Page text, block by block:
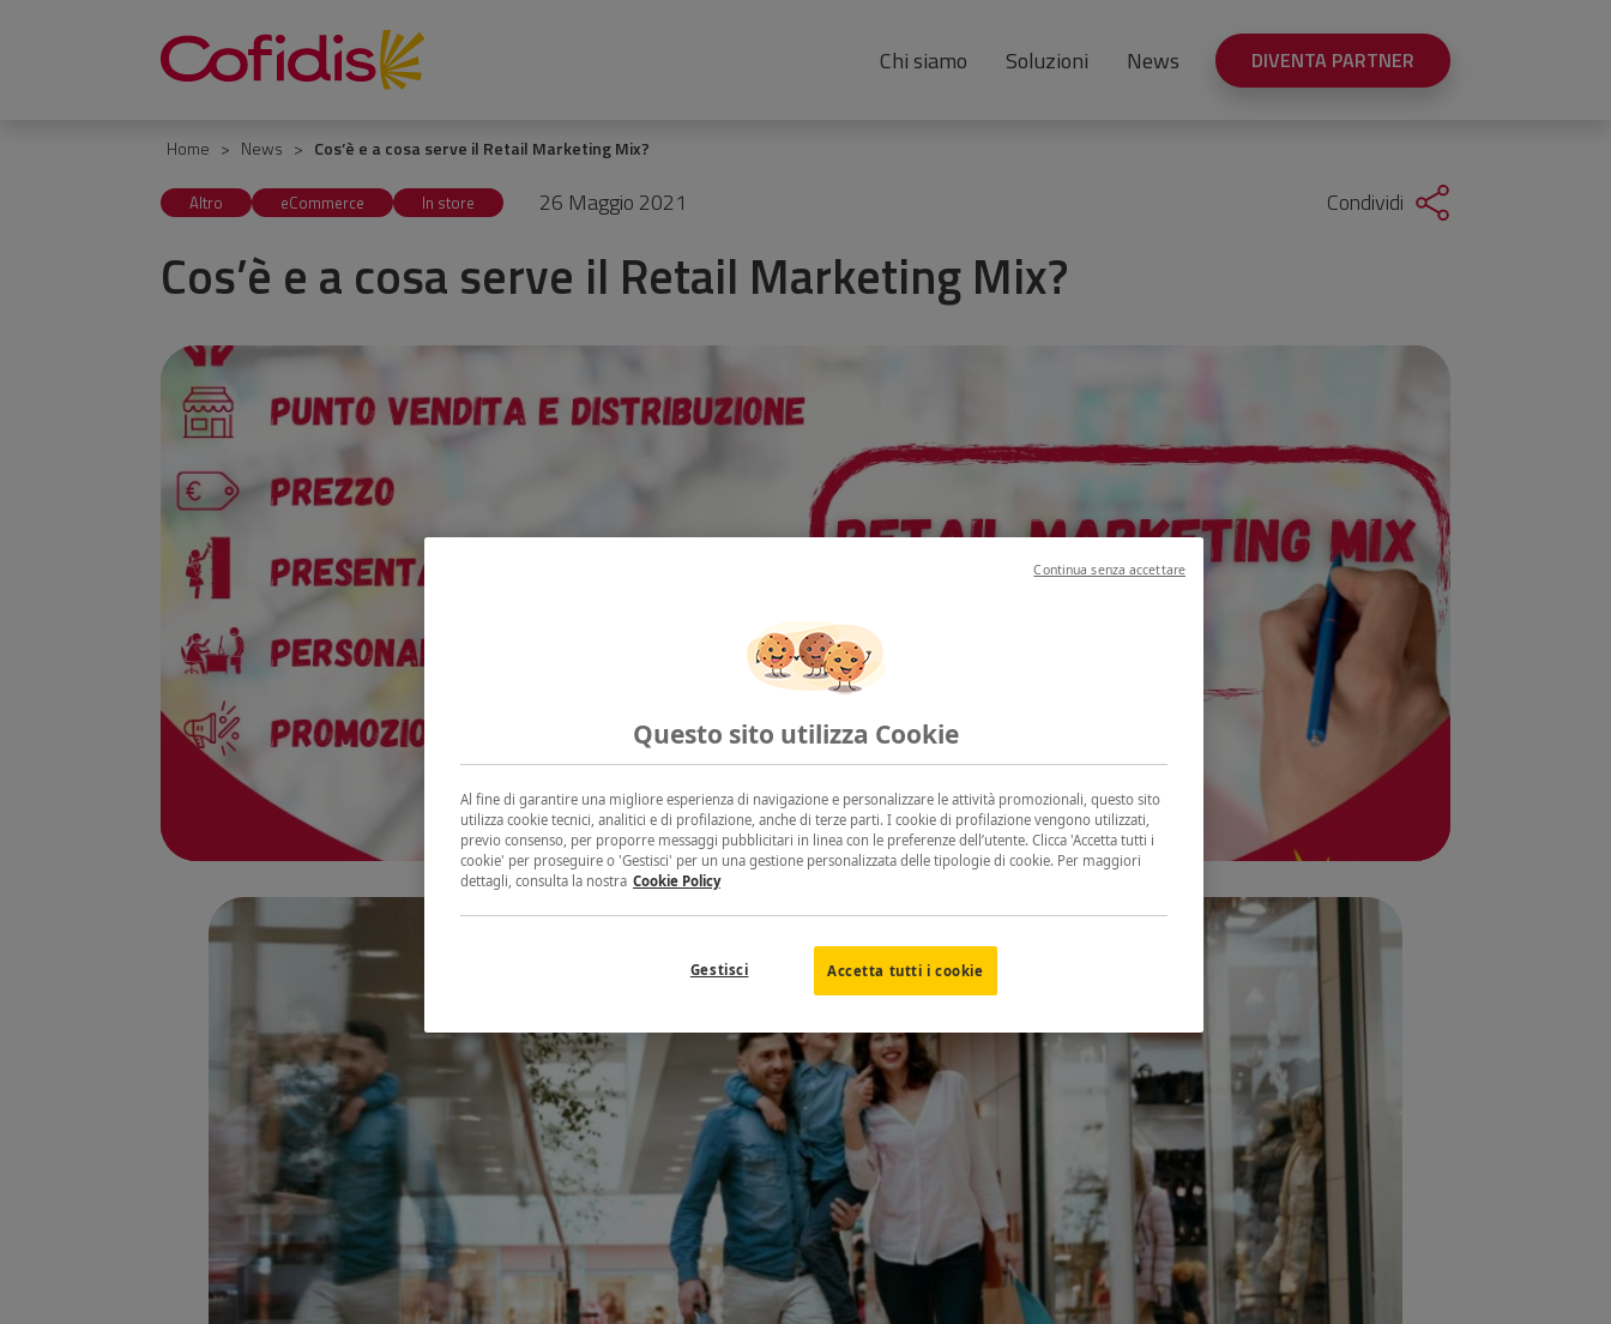
Chi siamo Soluzioni News DIVENTA PARTNER
Home News Cos’è e a cosa serve il Retail Marketing Mix?
Altro eCommerce In store 26 Maggio 2021 Condividi
Cos’è e a cosa serve il Retail Marketing Mix?
Questo sito utilizza Cookie
Al fine di garantire una migliore esperienza di navigazione e personalizzare le attività promozionali, questo sito
utilizza cookie tecnici, analitici e di profilazione, anche di terze parti. I cookie di profilazione vengono utilizzati,
previo consenso, per proporre messaggi pubblicitari in linea con le preferenze dell’utente. Clicca 'Accetta tutti i
cookie' per proseguire o 'Gestisci' per un una gestione personalizzata delle tipologie di cookie. Per maggiori
dettagli, consulta la nostra Cookie Policy
Accetta tutti i cookie
Gestisci
Continua senza accettare